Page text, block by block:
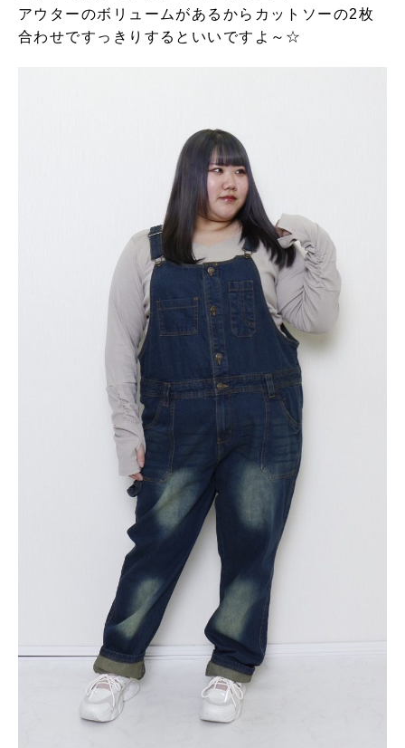
アウターのボリュームがあるからカットソーの2枚
合わせですっきりするといいですよ～☆